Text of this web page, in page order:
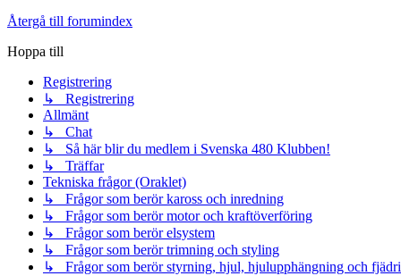
Återgå till forumindex
Hoppa till
Registrering
↳ Registrering
Allmänt
↳ Chat
↳ Så här blir du medlem i Svenska 480 Klubben!
↳ Träffar
Tekniska frågor (Oraklet)
↳ Frågor som berör kaross och inredning
↳ Frågor som berör motor och kraftöverföring
↳ Frågor som berör elsystem
↳ Frågor som berör trimning och styling
↳ Frågor som berör styrning, hjul, hjulupphängning och